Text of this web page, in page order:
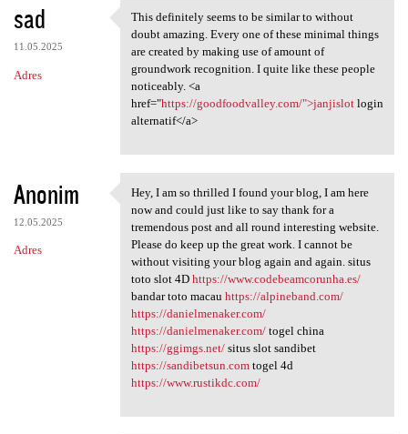
sad
11.05.2025
Adres
This definitely seems to be
This definitely seems to be similar to without
doubt amazing. Every one of these minimal things
are created by making use of amount of
groundwork recognition. I quite like these people
noticeably. <a
href="https://goodfoodvalley.com/">janjislotlogin
alternatif</a>
Anonim
12.05.2025
Adres
Hey, I am so thrilled I found
Hey, I am so thrilled I found your blog, I am here
now and could just like to say thank for a
tremendous post and all round interesting website.
Please do keep up the great work. I cannot be
without visiting your blog again and again. situs
toto slot 4D https://www.codebeamcorunha.es/
bandar toto macau https://alpineband.com/
https://danielmenaker.com/
https://danielmenaker.com/togel china
https://ggimgs.net/situs slot sandibet
https://sandibetsun.comtogel 4d
https://www.rustikdc.com/